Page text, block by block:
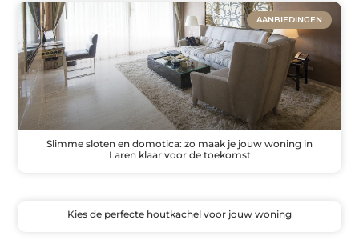
AANBIEDINGEN
Slimme sloten en domotica: zo maak je jouw woning in
Laren klaar voor de toekomst
Kies de perfecte houtkachel voor jouw woning